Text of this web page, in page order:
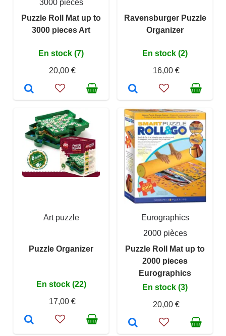
3000 pièces
Puzzle Roll Mat up to
3000 pieces Art
En stock (7)
20,00 €
Ravensburger Puzzle
Organizer
En stock (2)
16,00 €
Art puzzle
Puzzle Organizer
En stock (22)
17,00 €
Eurographics
2000 pièces
Puzzle Roll Mat up to
2000 pieces
Eurographics
En stock (3)
20,00 €